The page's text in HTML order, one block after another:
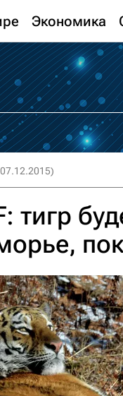
Экономика
тигр